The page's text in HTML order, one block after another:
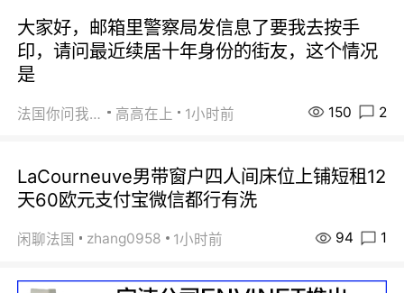
大家好，邮箱里警察局发信息了要我去按手
印，请问最近续居十年身份的街友，这个情况
是
法国你问我答 高高在上 1小时前 150 2
LaCourneuve男带窗户四人间床位上铺短租12
天60欧元支付宝微信都行有洗
闲聊法国 zhang0958 1小时前 94 1